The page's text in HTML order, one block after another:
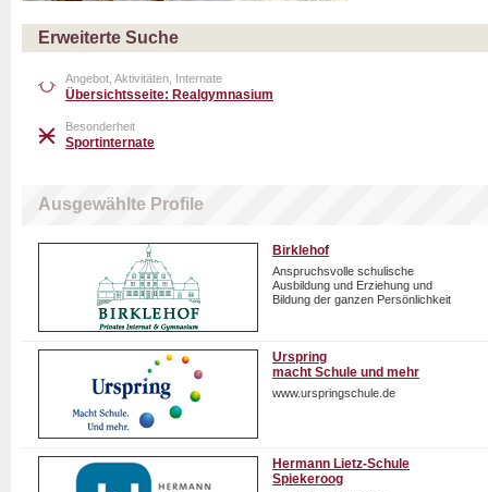
Erweiterte Suche
Angebot, Aktivitäten, Internate
Übersichtsseite: Realgymnasium
Besonderheit
Sportinternate
Ausgewählte Profile
Birklehof
Anspruchsvolle schulische
Ausbildung und Erziehung und
Bildung der ganzen Persönlichkeit
Urspring
macht Schule und mehr
www.urspringschule.de
Hermann Lietz-Schule
Spiekeroog